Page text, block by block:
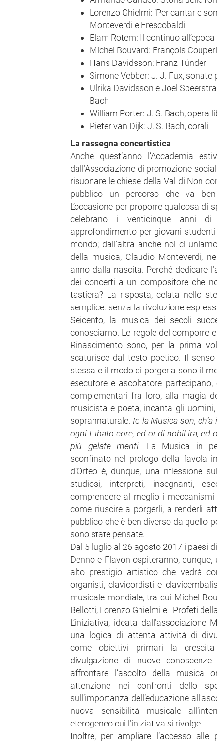
Lorenzo Ghielmi: ‘Per cantar e
Monteverdi e Frescobaldi
Elam Rotem: Il continuo
Michel Bouvard: François
Hans Davidsson: Franz Tünder
Simone Vebber: J. J. Fux, sonate
Ulrika Davidsson e Joel
Bach
William Porter: J. S. Bach, opera
Pieter van Dijk: J. S. Bach, corali
La rassegna concertistica
Anche quest’anno l’Accademia
dall’Associazione di promozione
risuonare le chiese della Val di Non
pubblico un percorso che va
L’occasione per proporre qualcosa di
celebrano i venticinque anni
approfondimento per giovani
mondo; dall’altra anche noi ci
della musica, Claudio Monteverdi,
anno dalla nascita. Perché dedicare
dei concerti a un compositore che
tastiera? La risposta, celata nello
semplice: senza la rivoluzione
Seicento, la musica dei secoli
conosciamo. Le regole del comporre
Rinascimento sono, per la prima
scaturisce dal testo poetico. Il
stessa e il modo di porgerla sono il
esecutore e ascoltatore
complementari fra loro, alla magia
musicista e poeta, incanta gli
soprannaturale. Io la Musica son,
ogni tubato core, ed or di nobil ira, ed
più gelate menti. La Musica in
sconfinato nel prologo della favola
d’Orfeo è, dunque, una riflessione
studiosi, interpreti, insegnanti,
comprendere al meglio i
come riuscire a porgerli, a renderli
pubblico che è ben diverso da quello
sono state pensate.
Dal 5 luglio al 26 agosto 2017 i paesi
Denno e Flavon ospiteranno,
alto prestigio artistico che vedrà
organisti, clavicordisti e
musicale mondiale, tra cui Michel
Bellotti, Lorenzo Ghielmi e i Profeti
L’iniziativa, ideata dall’associazione
una logica di attenta attività di
come obiettivi primari la
divulgazione di nuove
affrontare l’ascolto della musica
attenzione nei confronti dello
sull’importanza dell’educazione
nuova sensibilità musicale
eterogeneo cui l’iniziativa si rivolge.
Inoltre, per ampliare l’accesso